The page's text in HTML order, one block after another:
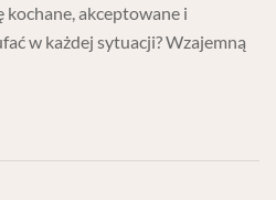
kochane, akceptowane i
w każdej sytuacji? Wzajemną